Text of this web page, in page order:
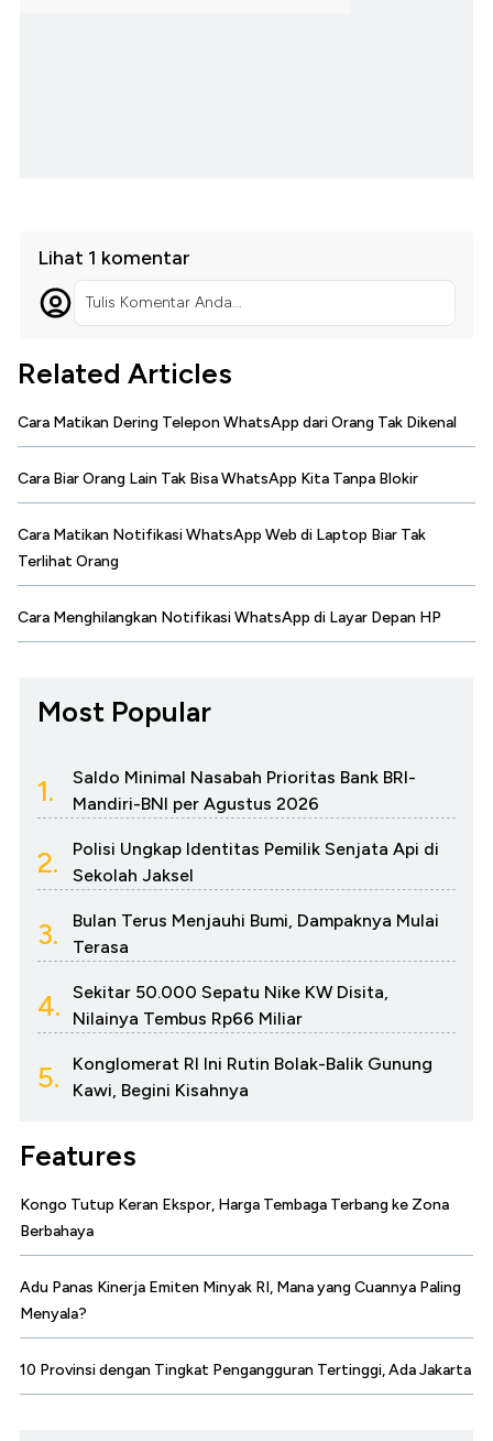
Lihat 1 komentar
Tulis Komentar Anda...
Related Articles
Cara Matikan Dering Telepon WhatsApp dari Orang Tak Dikenal
Cara Biar Orang Lain Tak Bisa WhatsApp Kita Tanpa Blokir
Cara Matikan Notifikasi WhatsApp Web di Laptop Biar Tak
Terlihat Orang
Cara Menghilangkan Notifikasi WhatsApp di Layar Depan HP
Most Popular
1.
Saldo Minimal Nasabah Prioritas Bank BRI-
Mandiri-BNI per Agustus 2026
2.
Polisi Ungkap Identitas Pemilik Senjata Api di
Sekolah Jaksel
3.
Bulan Terus Menjauhi Bumi, Dampaknya Mulai
Terasa
4.
Sekitar 50.000 Sepatu Nike KW Disita,
Nilainya Tembus Rp66 Miliar
5.
Konglomerat RI Ini Rutin Bolak-Balik Gunung
Kawi, Begini Kisahnya
Features
Kongo Tutup Keran Ekspor, Harga Tembaga Terbang ke Zona
Berbahaya
Adu Panas Kinerja Emiten Minyak RI, Mana yang Cuannya Paling
Menyala?
10 Provinsi dengan Tingkat Pengangguran Tertinggi, Ada Jakarta